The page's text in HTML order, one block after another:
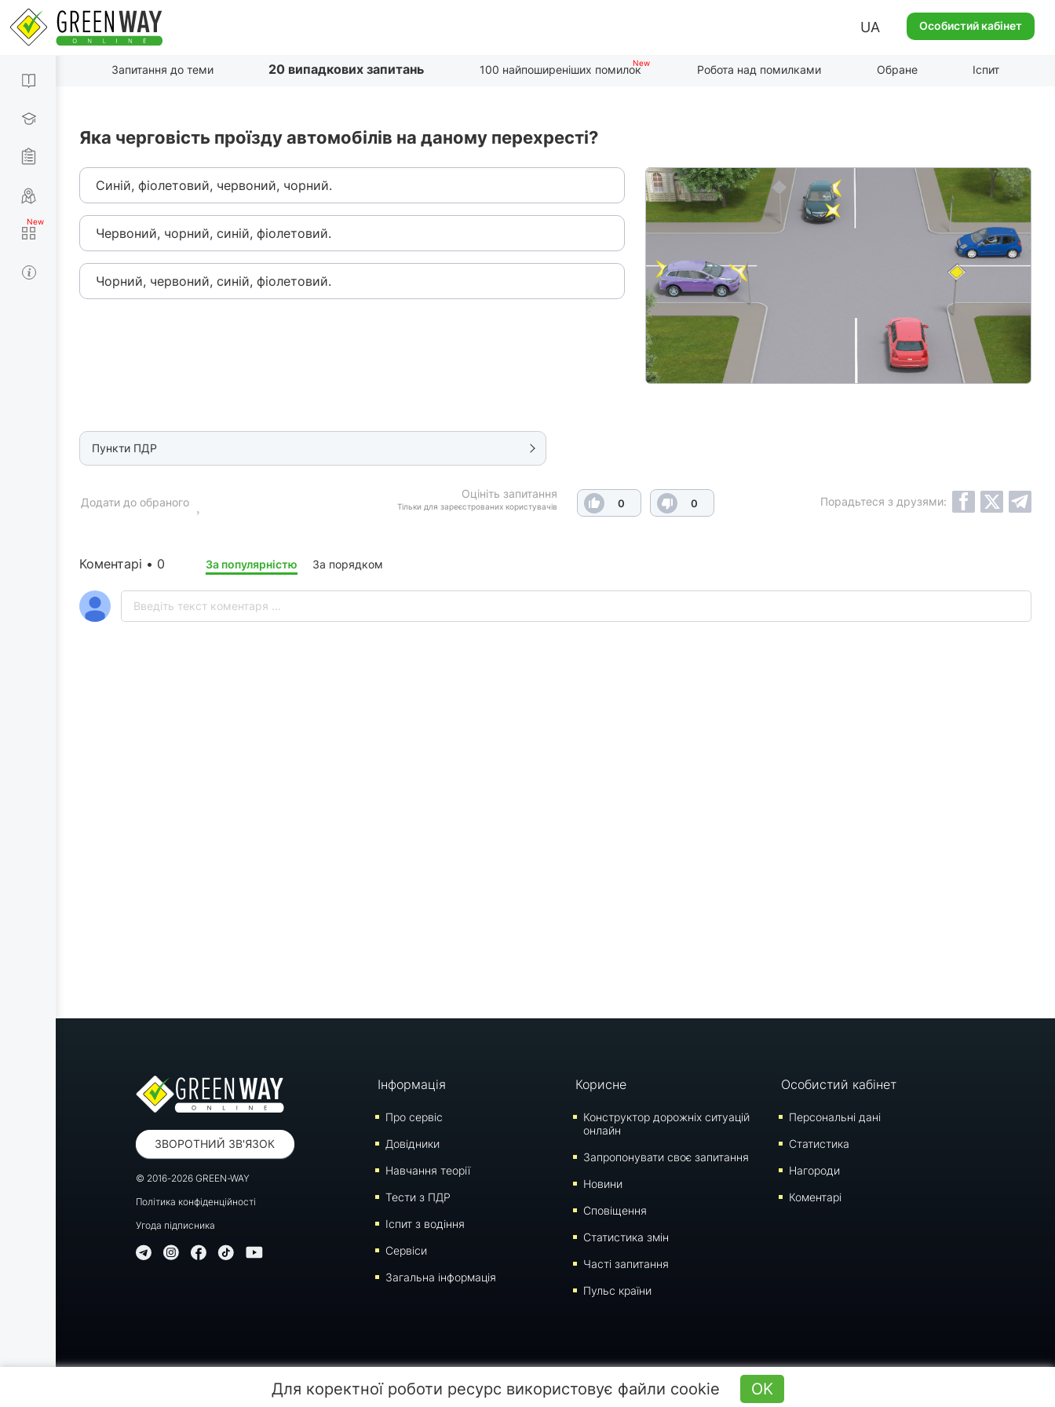
UA Особистий кабінет
Запитання до теми 20 випадкових запитань 100 найпоширеніших помилок Робота над помилками Обране Іспит
Яка черговість проїзду автомобілів на даному перехресті?
Синій, фіолетовий, червоний, чорний.
Червоний, чорний, синій, фіолетовий.
Чорний, червоний, синій, фіолетовий.
Пункти ПДР
Оцініть запитання
Тільки для зареєстрованих користувачів 0 0
Додати до обраного Порадьтеся з друзями:
Коментарі • 0 За популярністю За порядком
ЗВОРОТНИЙ ЗВ'ЯЗОК
© 2016-2026 GREEN-WAY
Політика конфіденційності
Угода підписника
Інформація
Про сервіс
Довідники
Навчання теорії
Тести з ПДР
Iспит з водіння
Сервіси
Загальна інформація
Корисне
Конструктор дорожніх ситуацій
онлайн
Запропонувати своє запитання
Новини
Сповіщення
Статистика змін
Часті запитання
Пульс країни
Особистий кабінет
Персональні дані
Статистика
Нагороди
Коментарі
Копіювання, передрук або використання матеріалів цієї сторінки для відтворення, переносу на інші носії інформації заборонено. Час останнього оновлення: 10:17 (06.08.2026)
Для коректної роботи ресурс використовує файли cookie OK